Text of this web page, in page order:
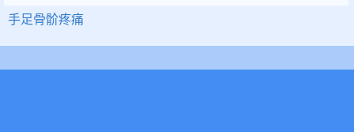
手足骨骱疼痛